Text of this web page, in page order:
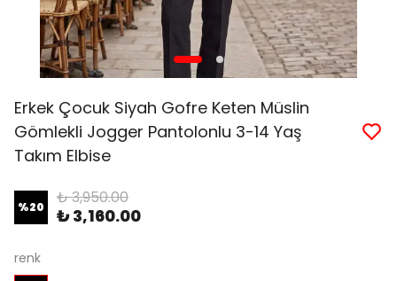
Erkek Çocuk Siyah Gofre Keten Müslin
Gömlekli Jogger Pantolonlu 3-14 Yaş
Takım Elbise
%20 ₺ 3,950.00
₺ 3,160.00
renk